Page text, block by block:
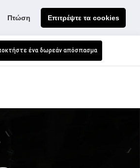
Πτώση Επιτρέψτε τα cookies
ένα δωρεάν απόσπασμα